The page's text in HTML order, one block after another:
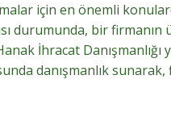
için en önemli
durumunda, bir
İhracat
danışmanlık